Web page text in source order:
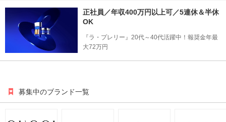
正社員／年収400万円以上可／5連休＆半休
OK
『ラ・プレリー』20代～40代活躍中！報奨金年最
大72万円
募集中のブランド一覧